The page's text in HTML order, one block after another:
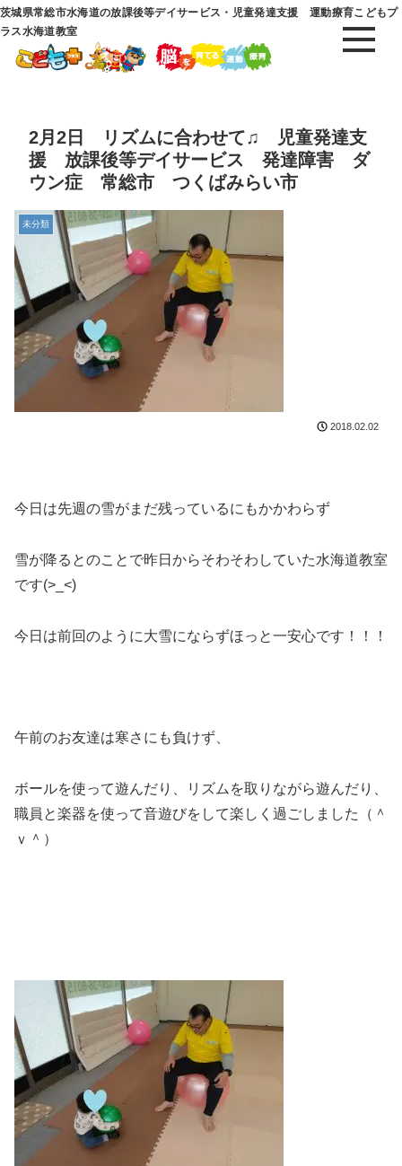
茨城県常総市水海道の放課後等デイサービス・児童発達支援 運動療育こどもプ
ラス水海道教室
2月2日 リズムに合わせて♫ 児童発達支
援 放課後等デイサービス 発達障害 ダ
ウン症 常総市 つくばみらい市
未分類
2018.02.02
今日は先週の雪がまだ残っているにもかかわらず
雪が降るとのことで昨日からそわそわしていた水海道教室
です(>_<)
今日は前回のように大雪にならずほっと一安心です！！！
午前のお友達は寒さにも負けず、
ボールを使って遊んだり、リズムを取りながら遊んだり、
職員と楽器を使って音遊びをして楽しく過ごしました（＾
ｖ＾）